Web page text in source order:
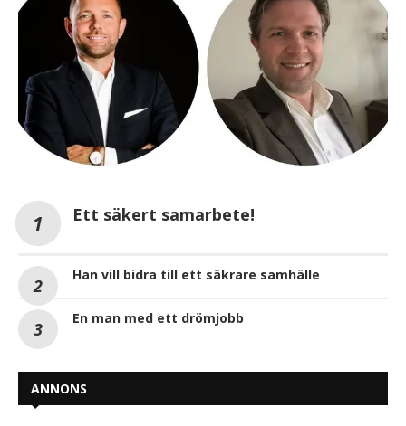
Ett säkert samarbete!
Han vill bidra till ett säkrare samhälle
En man med ett drömjobb
ANNONS